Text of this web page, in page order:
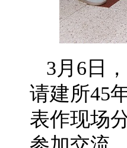
3月6日
请建所45
表作现场